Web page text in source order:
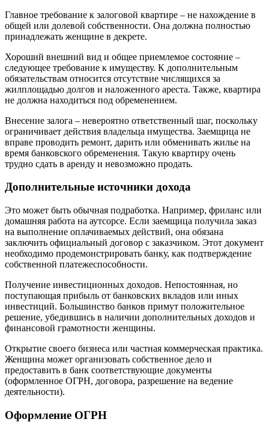
Главное требование к залоговой квартире – не нахождение в
общей или долевой собственности. Она должна полностью
принадлежать женщине в декрете.
Хороший внешний вид и общее приемлемое состояние –
следующее требование к имуществу. К дополнительным
обязательствам относится отсутствие числящихся за
жилплощадью долгов и наложенного ареста. Также, квартира
не должна находиться под обременением.
Внесение залога – невероятно ответственный шаг, поскольку
ограничивает действия владельца имущества. Заемщица не
вправе проводить ремонт, дарить или обменивать жилье на
время банковского обременения. Такую квартиру очень
трудно сдать в аренду и невозможно продать.
Дополнительные источники дохода
Это может быть обычная подработка. Например, фриланс или
домашняя работа на аутсорсе. Если заемщица получила заказ
на выполнение оплачиваемых действий, она обязана
заключить официальный договор с заказчиком. Этот документ
необходимо продемонстрировать банку, как подтверждение
собственной платежеспособности.
Получение инвестиционных доходов. Непостоянная, но
поступающая прибыль от банковских вкладов или иных
инвестиций. Большинство банков примут положительное
решение, убедившись в наличии дополнительных доходов и
финансовой грамотности женщины.
Открытие своего бизнеса или частная коммерческая практика.
Женщина может организовать собственное дело и
предоставить в банк соответствующие документы
(оформленное ОГРН, договора, разрешение на ведение
деятельности).
Оформление ОГРН